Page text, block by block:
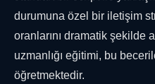
durumuna özel bir iletişim
oranlarını dramatik şekilde
uzmanlığı eğitimi, bu
öğretmektedir.